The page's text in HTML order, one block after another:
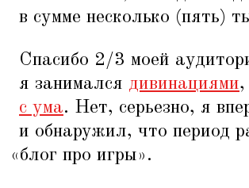
в сумме несколько (пять)
Спасибо 2/3 моей
я занимался дивинациями,
с ума. Нет, серьезно, я
и обнаружил, что период
«блог про игры».